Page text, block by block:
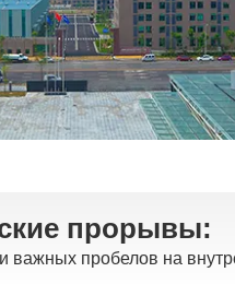
прорывы:
важных пробелов на